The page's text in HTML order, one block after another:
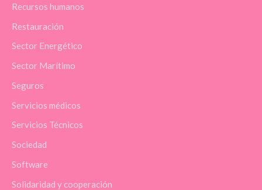
Recursos humanos
Restauración
Sector Energético
Sector Marítimo
Seguros
Servicios médicos
Servicios Técnicos
Sociedad
Software
Solidaridad y cooperación